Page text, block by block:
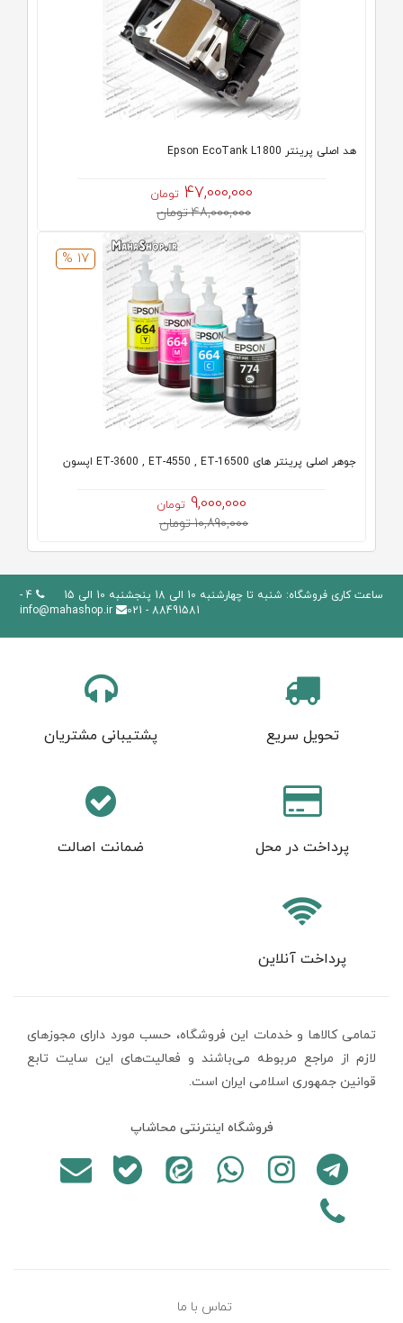
هد اصلی پرینتر Epson EcoTank L1800
47,000,000 تومان
48,000,000 تومان
17 %
جوهر اصلی پرینتر های ET-3600 , ET-4550 , ET-16500 اپسون
9,000,000 تومان
10,890,000 تومان
ساعت کاری فروشگاه: شنبه تا چهارشنبه 10 الی 18 پنجشنبه 10 الی 15
4 -
88491581 - 021
info@mahashop.ir
تحویل سریع پشتیبانی مشتریان
پرداخت در محل ضمانت اصالت
پرداخت آنلاین
تمامی كالاها و خدمات اين فروشگاه، حسب مورد دارای مجوزهای
لازم از مراجع مربوطه می‌باشند و فعاليت‌های اين سايت تابع
قوانين جمهوری اسلامی ایران است.
فروشگاه اینترنتی محاشاپ
تماس با ما